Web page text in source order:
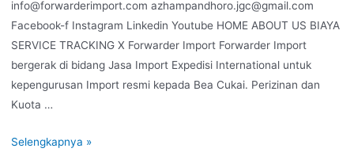
info@forwarderimport.com azhampandhoro.jgc@gmail.com
Facebook-f Instagram Linkedin Youtube HOME ABOUT US BIAYA
SERVICE TRACKING X Forwarder Import Forwarder Import
bergerak di bidang Jasa Import Expedisi International untuk
kepengurusan Import resmi kepada Bea Cukai. Perizinan dan
Kuota …
Selengkapnya »